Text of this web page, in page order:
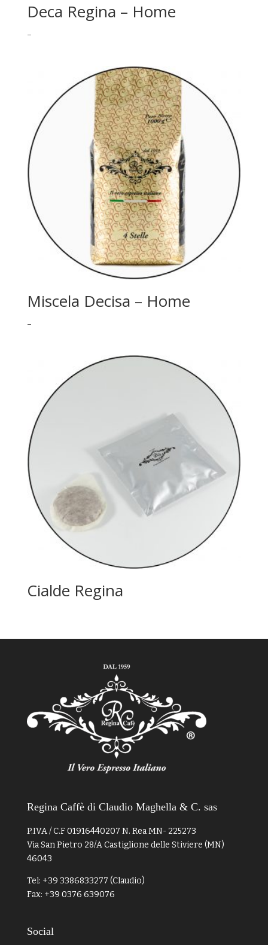
Deca Regina – Home
–
Miscela Decisa – Home
–
Cialde Regina
Regina Caffè di Claudio Maghella & C. sas
P.IVA / C.F 01916440207 N. Rea MN- 225273
Via San Pietro 28/A Castiglione delle Stiviere (MN)
46043
Tel: +39 3386833277 (Claudio)
Fax: +39 0376 639076
Social